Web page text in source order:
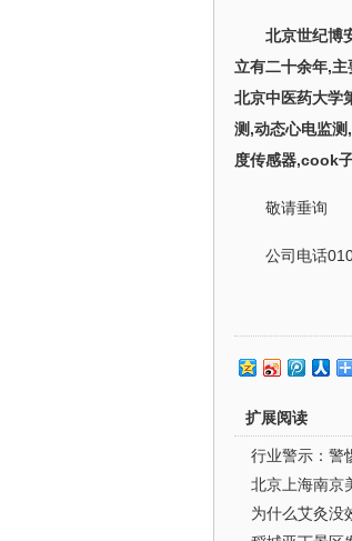
北京世纪博
立有二十余年,
北京中医药大学
测,动态心电监
度传感器,cook
敬请垂询
公司电话
扩展阅读
行业警示：警
北京上海南京
为什么艾灸没